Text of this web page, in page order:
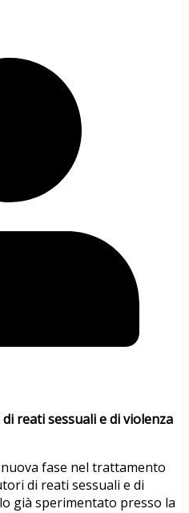
reati sessuali e di violenza
fase nel trattamento
di reati sessuali e di
già sperimentato presso la